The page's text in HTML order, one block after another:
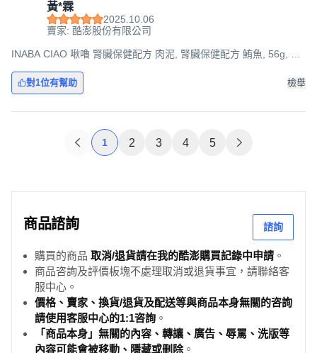
黃*霖
2025.10.06
賣家: 酷澎股份有限公司
INABA CIAO 啾嚕 腎臟保健配方 肉泥, 腎臟保健配方 鮪魚, 56g, 6
對1位有幫助 檢舉
1 2 3 4 5
商品諮詢 諮詢
購買的商品 取消/退貨請在我的酷澎購買記錄中申請 。
商品咨詢及評價板塊不處理取消或退貨事宜，請聯絡客
服中心。
價格、賣家、換貨/退貨及配送等與商品本身無關的咨詢
請使用客服中心的1:1咨詢 。
「商品本身」無關的內容、轉讓、廣告、辱罵、洗版等
內容可能會被移動、隱藏或刪除。